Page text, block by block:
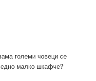
големи човеци се
малко шкафче?